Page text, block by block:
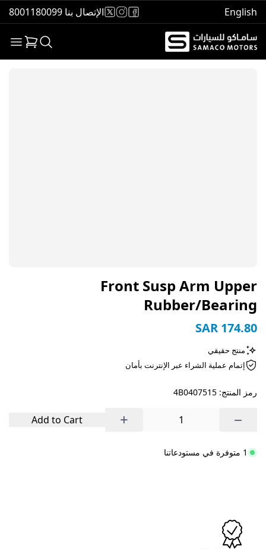
English الإتصال بنا 8001180099
Front Susp Arm Upper
Rubber/Bearing
SAR 174.80
منتج حقيقي
إتمام عملية الشراء عبر الإنترنت بأمان
رمز المنتج: 4B0407515
−
+
Add to Cart
1 متوفرة في مستودعاتنا